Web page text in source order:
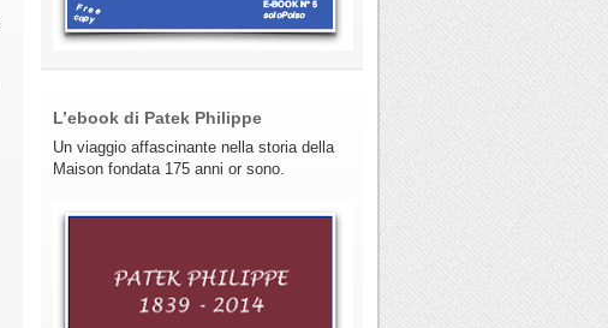
L’ebook di Patek Philippe
Un viaggio affascinante nella storia della
Maison fondata 175 anni or sono.